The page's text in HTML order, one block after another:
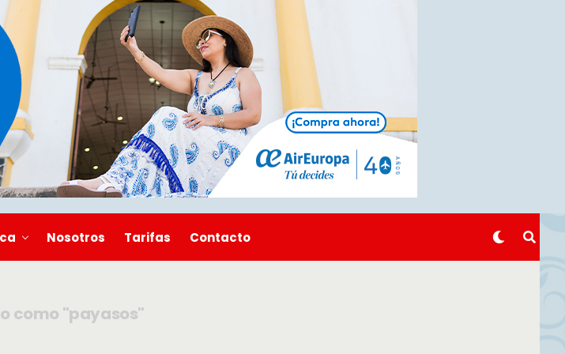
Nosotros Tarifas Contacto
como "payasos"